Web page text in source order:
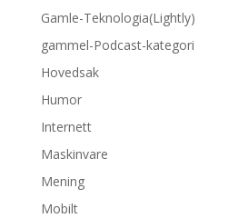
Gamle-Teknologia(Lightly)
gammel-Podcast-kategori
Hovedsak
Humor
Internett
Maskinvare
Mening
Mobilt